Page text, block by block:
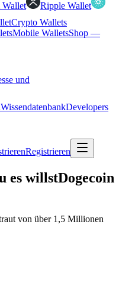
Wallet
Ripple Wallet
Crypto Wallets
Mobile WalletsShop —
und
WissendatenbankDevelopers
Registrieren
es willstDogecoin
von über 1,5 Millionen